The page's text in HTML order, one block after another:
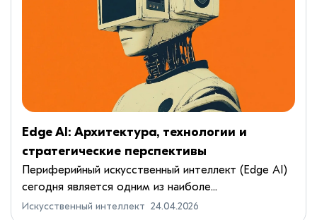
Edge AI: Архитектура, технологии и
стратегические перспективы
распределённого искусственного
интеллекта
Периферийный искусственный интеллект (Edge AI)
сегодня является одним из наиболе...
Искусственный интеллект 24.04.2026